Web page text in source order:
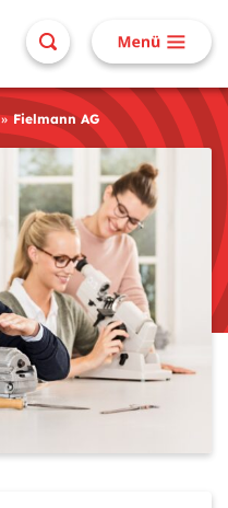
Fielmann AG